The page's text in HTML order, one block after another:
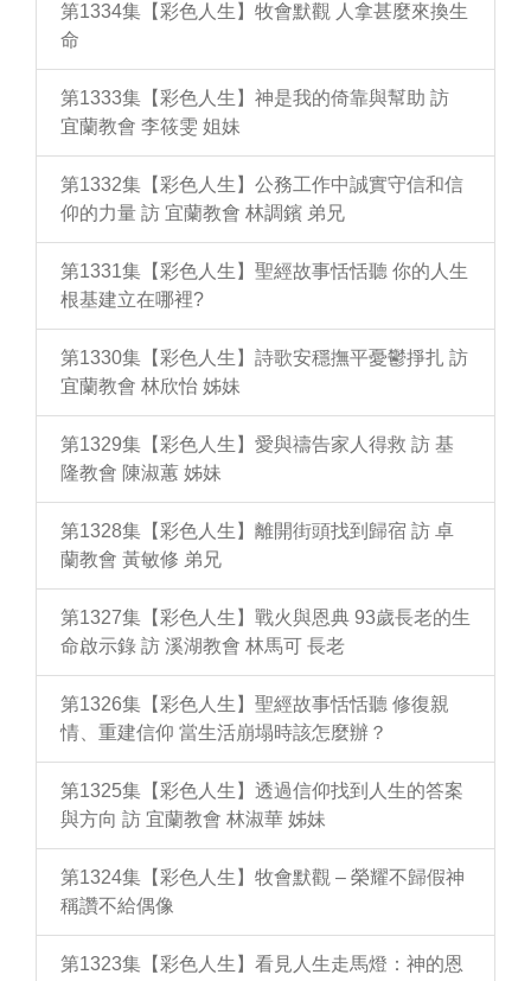
第1334集【彩色人生】牧會默觀 人拿甚麼來換生
命
第1333集【彩色人生】神是我的倚靠與幫助 訪
宜蘭教會 李筱雯 姐妹
第1332集【彩色人生】公務工作中誠實守信和信
仰的力量 訪 宜蘭教會 林調鑌 弟兄
第1331集【彩色人生】聖經故事恬恬聽 你的人生
根基建立在哪裡?
第1330集【彩色人生】詩歌安穩撫平憂鬱掙扎 訪
宜蘭教會 林欣怡 姊妹
第1329集【彩色人生】愛與禱告家人得救 訪 基
隆教會 陳淑蕙 姊妹
第1328集【彩色人生】離開街頭找到歸宿 訪 卓
蘭教會 黃敏修 弟兄
第1327集【彩色人生】戰火與恩典 93歲長老的生
命啟示錄 訪 溪湖教會 林馬可 長老
第1326集【彩色人生】聖經故事恬恬聽 修復親
情、重建信仰 當生活崩塌時該怎麼辦？
第1325集【彩色人生】透過信仰找到人生的答案
與方向 訪 宜蘭教會 林淑華 姊妹
第1324集【彩色人生】牧會默觀 – 榮耀不歸假神
稱讚不給偶像
第1323集【彩色人生】看見人生走馬燈：神的恩